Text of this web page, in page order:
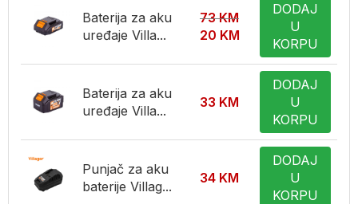
Baterija za aku
uređaje Villa...
73KM
20 KM
DODAJ
U
KORPU
Baterija za aku
uređaje Villa...
33 KM
DODAJ
U
KORPU
Punjač za aku
baterije Villag...
34 KM
DODAJ
U
KORPU